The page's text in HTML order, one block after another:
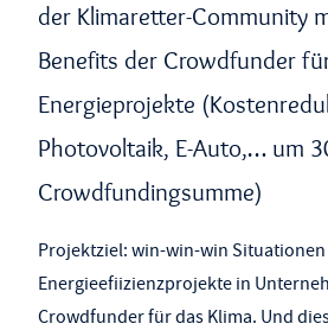
der Klimaretter-Community
Benefits der Crowdfunder
Energieprojekte
Photovoltaik, E-Auto,… um
Crowdfundingsumme)
Projektziel: win-win-win
Energieefiizienzprojekte in
Crowdfunder für das Klima. Und